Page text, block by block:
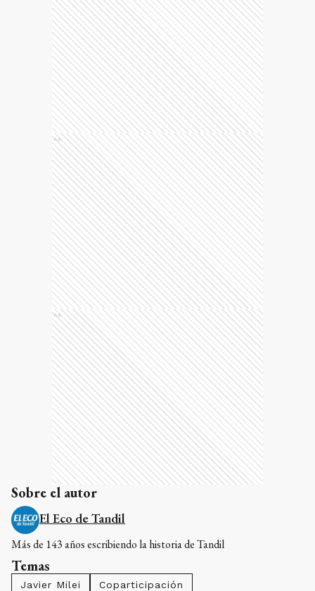
Ads
Ads
Sobre el autor
El Eco de Tandil
Más de 143 años escribiendo la historia de Tandil
Temas
Javier Milei Coparticipación